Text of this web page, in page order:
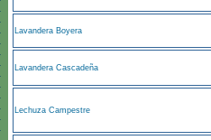
Lavandera Boyera
Lavandera Cascadeña
Lechuza Campestre